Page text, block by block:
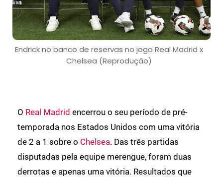
Endrick no banco de reservas no jogo Real Madrid x
Chelsea (Reprodução)
O Real Madrid encerrou o seu período de pré-
temporada nos Estados Unidos com uma vitória
de 2 a 1 sobre o Chelsea. Das três partidas
disputadas pela equipe merengue, foram duas
derrotas e apenas uma vitória. Resultados que